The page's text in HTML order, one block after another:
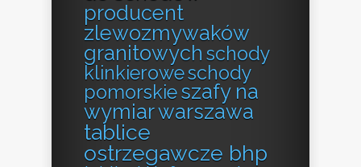
producent
zlewozmywaków
granitowych schody
klinkieroweschody
pomorskieszafy na
wymiar warszawa
tablice
ostrzegawcze bhp